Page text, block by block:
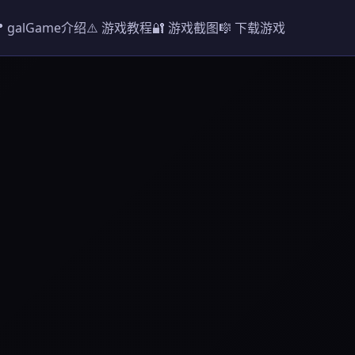
galGame介绍⚠️ 游戏教程🔐 游戏截图🎼 下载游戏